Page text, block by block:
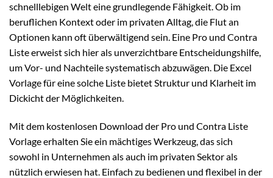
schnelllebigen Welt eine grundlegende Fähigkeit. Ob im
beruflichen Kontext oder im privaten Alltag, die Flut an
Optionen kann oft überwältigend sein. Eine Pro und Contra
Liste erweist sich hier als unverzichtbare Entscheidungshilfe,
um Vor- und Nachteile systematisch abzuwägen. Die Excel
Vorlage für eine solche Liste bietet Struktur und Klarheit im
Dickicht der Möglichkeiten.
Mit dem kostenlosen Download der Pro und Contra Liste
Vorlage erhalten Sie ein mächtiges Werkzeug, das sich
sowohl in Unternehmen als auch im privaten Sektor als
nützlich erwiesen hat. Einfach zu bedienen und flexibel in der